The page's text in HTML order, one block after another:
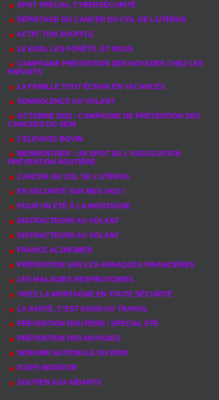
SPOT SPÉCIAL CYBERSÉCURITÉ
DÉPISTAGE DU CANCER DU COL DE L’UTÉRUS
ACTIV’ TON SOUFFLE
LE BOIS, LES FORÊTS, ET NOUS.
CAMPAGNE PRÉVENTION DES NOYADES CHEZ LES
ENFANTS
LA FAMILLE TOUT-ÉCRAN EN VACANCES
SOMNOLENCE AU VOLANT
OCTOBRE 2023 : CAMPAGNE DE PRÉVENTION DES
CANCERS DU SEIN
L’ÉLEVAGE BOVIN
BIENRENTRER : UN SPOT DE L'ASSOCIATION
PRÉVENTION ROUTIÈRE
CANCER DU COL DE L’UTÉRUS
EN SÉCURITÉ SUR MES SKIS !
POUR UN ÉTÉ À LA MONTAGNE
DISTRACTEURS AU VOLANT
DISTRACTEURS AU VOLANT
FRANCE ALZHEIMER
PRÉVENTION SUR LES ARNAQUES FINANCIÈRES
LES MALADIES RESPIRATOIRES
VIVEZ LA MONTAGNE EN TOUTE SÉCURITÉ
LA SANTÉ, C’EST AUSSI AU TRAVAIL
PRÉVENTION ROUTIÈRE / SPÉCIAL ÉTÉ
PRÉVENTION DES NOYADES
SEMAINE NATIONALE DU REIN
ICOPE MONITOR
SOUTIEN AUX AIDANTS